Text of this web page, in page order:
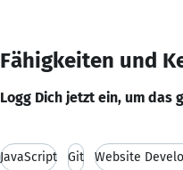
Fähigkeiten und
Logg Dich jetzt ein, um das
JavaScript Git Website